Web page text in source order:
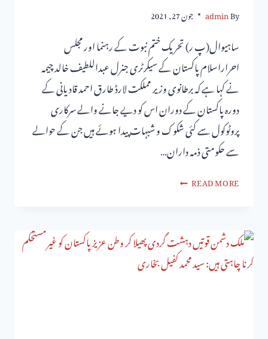
By
admin جون 27, 2021
ساہیوال(پ ر) تحریک ختم نبوت کے رہنما اور مجلس
احراراسلام پاکستان کے سیکرٹری جنرل عبداللطیف خالد چیمہ
نے کہا ہے کہ برطانوی وزیر مملکت لارڈ طارق احمد قادیانی کے
دورہ پاکستان کے دوران اس کو دیے جانے والے سرکاری
پروٹوکول سے کئی شکوک و شبہات پیدا ہوئے ہیں جن کے حوالے
سے حکومتی ذمہ داران…
READ MORE